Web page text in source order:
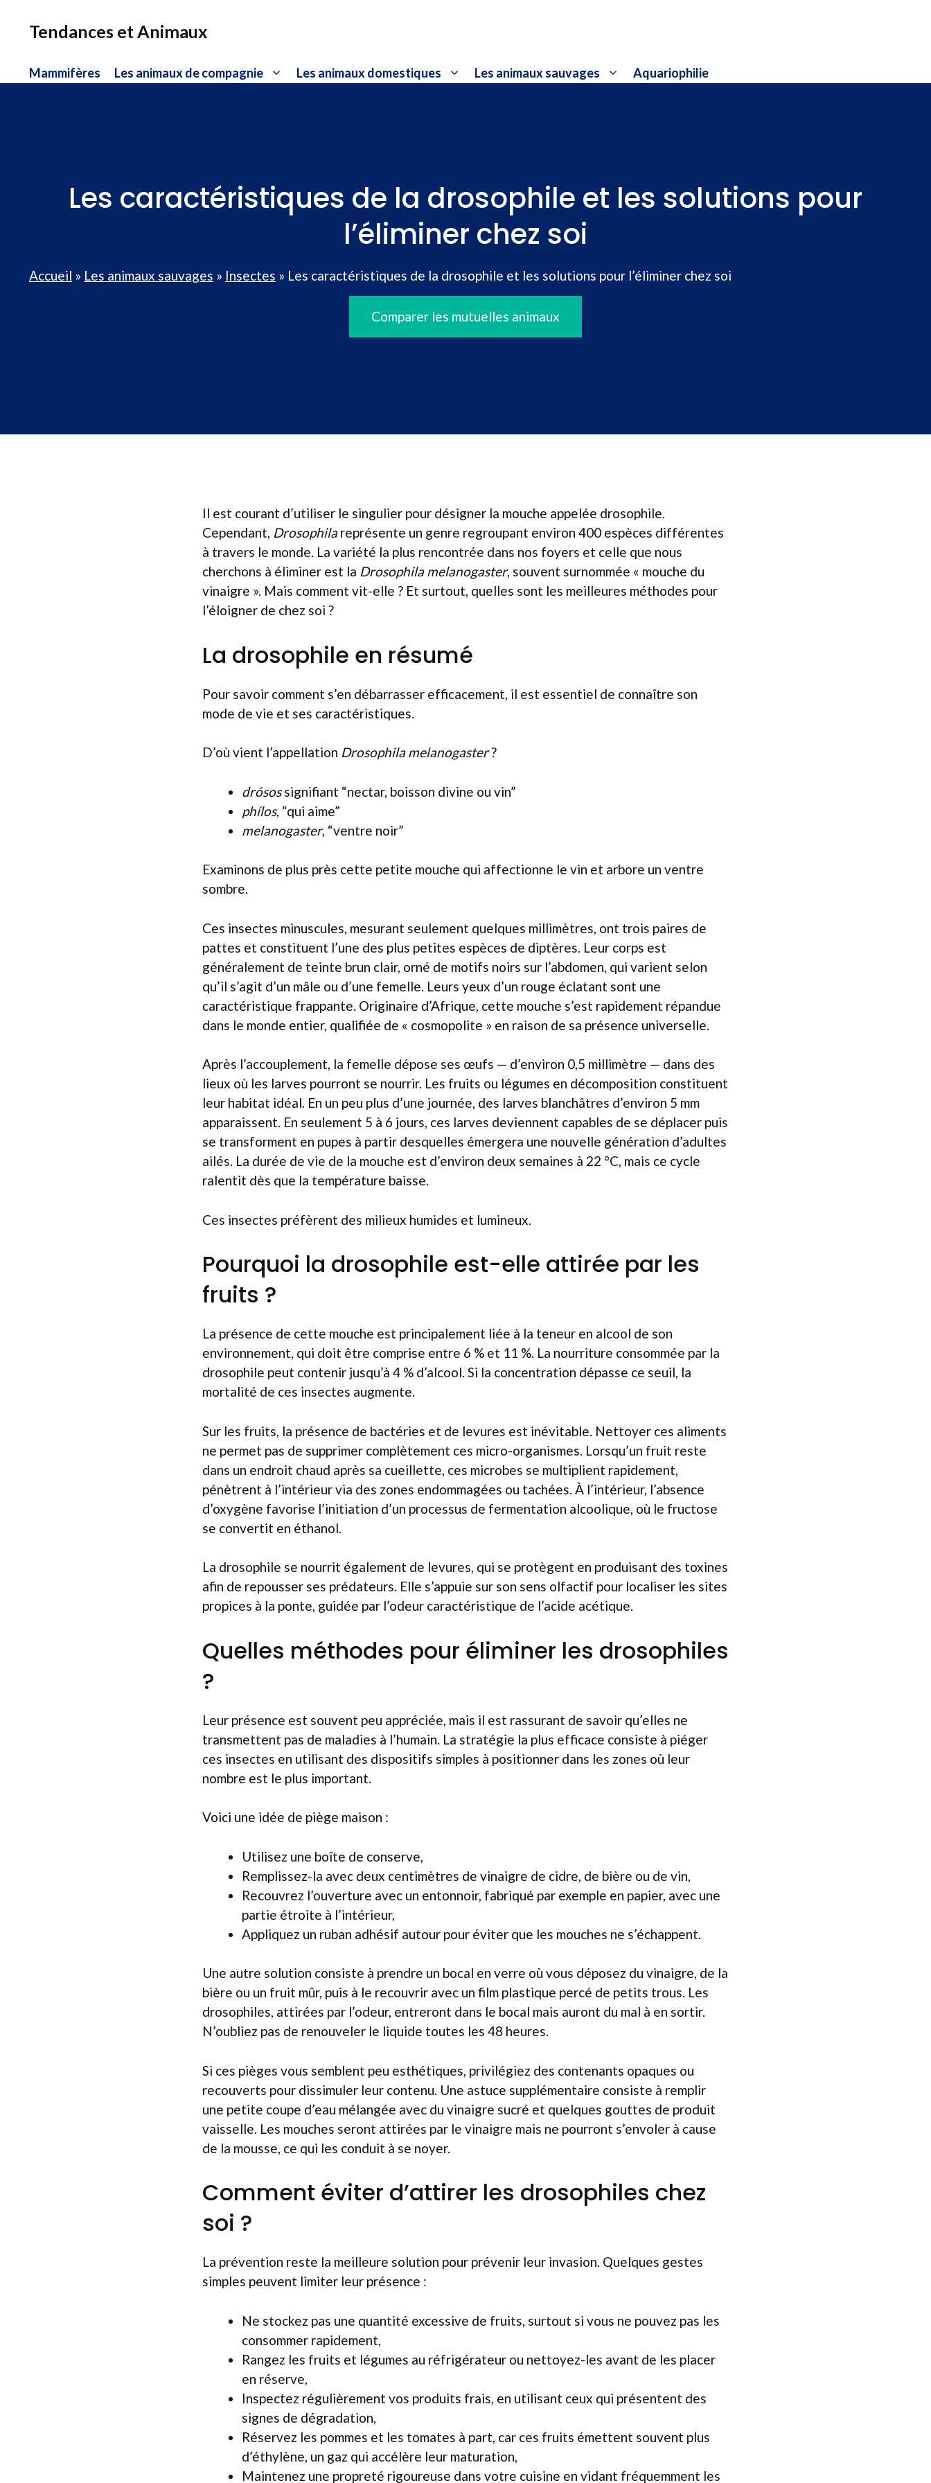
Tendances et Animaux
Mammifères Les animaux de compagnie Les animaux domestiques Les animaux sauvages Aquariophilie
Les caractéristiques de la drosophile et les solutions pour
l’éliminer chez soi
Accueil » Les animaux sauvages » Insectes » Les caractéristiques de la drosophile et les solutions pour l’éliminer chez soi
Comparer les mutuelles animaux
Il est courant d’utiliser le singulier pour désigner la mouche appelée drosophile.
Cependant, Drosophilareprésente un genre regroupant environ 400 espèces différentes
à travers le monde. La variété la plus rencontrée dans nos foyers et celle que nous
cherchons à éliminer est la Drosophila melanogaster, souvent surnommée « mouche du
vinaigre ». Mais comment vit-elle ? Et surtout, quelles sont les meilleures méthodes pour
l’éloigner de chez soi ?
La drosophile en résumé
Pour savoir comment s’en débarrasser efficacement, il est essentiel de connaître son
mode de vie et ses caractéristiques.
D’où vient l’appellation Drosophila melanogaster?
drósossignifiant “nectar, boisson divine ou vin”
phílos, “qui aime”
melanogaster, “ventre noir”
Examinons de plus près cette petite mouche qui affectionne le vin et arbore un ventre
sombre.
Ces insectes minuscules, mesurant seulement quelques millimètres, ont trois paires de
pattes et constituent l’une des plus petites espèces de diptères. Leur corps est
généralement de teinte brun clair, orné de motifs noirs sur l’abdomen, qui varient selon
qu’il s’agit d’un mâle ou d’une femelle. Leurs yeux d’un rouge éclatant sont une
caractéristique frappante. Originaire d’Afrique, cette mouche s’est rapidement répandue
dans le monde entier, qualifiée de « cosmopolite » en raison de sa présence universelle.
Après l’accouplement, la femelle dépose ses œufs — d’environ 0,5 millimètre — dans des
lieux où les larves pourront se nourrir. Les fruits ou légumes en décomposition constituent
leur habitat idéal. En un peu plus d’une journée, des larves blanchâtres d’environ 5 mm
apparaissent. En seulement 5 à 6 jours, ces larves deviennent capables de se déplacer puis
se transforment en pupes à partir desquelles émergera une nouvelle génération d’adultes
ailés. La durée de vie de la mouche est d’environ deux semaines à 22 °C, mais ce cycle
ralentit dès que la température baisse.
Ces insectes préfèrent des milieux humides et lumineux.
Pourquoi la drosophile est-elle attirée par les
fruits ?
La présence de cette mouche est principalement liée à la teneur en alcool de son
environnement, qui doit être comprise entre 6 % et 11 %. La nourriture consommée par la
drosophile peut contenir jusqu’à 4 % d’alcool. Si la concentration dépasse ce seuil, la
mortalité de ces insectes augmente.
Sur les fruits, la présence de bactéries et de levures est inévitable. Nettoyer ces aliments
ne permet pas de supprimer complètement ces micro-organismes. Lorsqu’un fruit reste
dans un endroit chaud après sa cueillette, ces microbes se multiplient rapidement,
pénètrent à l’intérieur via des zones endommagées ou tachées. À l’intérieur, l’absence
d’oxygène favorise l’initiation d’un processus de fermentation alcoolique, où le fructose
se convertit en éthanol.
La drosophile se nourrit également de levures, qui se protègent en produisant des toxines
afin de repousser ses prédateurs. Elle s’appuie sur son sens olfactif pour localiser les sites
propices à la ponte, guidée par l’odeur caractéristique de l’acide acétique.
Quelles méthodes pour éliminer les drosophiles
?
Leur présence est souvent peu appréciée, mais il est rassurant de savoir qu’elles ne
transmettent pas de maladies à l’humain. La stratégie la plus efficace consiste à piéger
ces insectes en utilisant des dispositifs simples à positionner dans les zones où leur
nombre est le plus important.
Voici une idée de piège maison :
Utilisez une boîte de conserve,
Remplissez-la avec deux centimètres de vinaigre de cidre, de bière ou de vin,
Recouvrez l’ouverture avec un entonnoir, fabriqué par exemple en papier, avec une
partie étroite à l’intérieur,
Appliquez un ruban adhésif autour pour éviter que les mouches ne s’échappent.
Une autre solution consiste à prendre un bocal en verre où vous déposez du vinaigre, de la
bière ou un fruit mûr, puis à le recouvrir avec un film plastique percé de petits trous. Les
drosophiles, attirées par l’odeur, entreront dans le bocal mais auront du mal à en sortir.
N’oubliez pas de renouveler le liquide toutes les 48 heures.
Si ces pièges vous semblent peu esthétiques, privilégiez des contenants opaques ou
recouverts pour dissimuler leur contenu. Une astuce supplémentaire consiste à remplir
une petite coupe d’eau mélangée avec du vinaigre sucré et quelques gouttes de produit
vaisselle. Les mouches seront attirées par le vinaigre mais ne pourront s’envoler à cause
de la mousse, ce qui les conduit à se noyer.
Comment éviter d’attirer les drosophiles chez
soi ?
La prévention reste la meilleure solution pour prévenir leur invasion. Quelques gestes
simples peuvent limiter leur présence :
Ne stockez pas une quantité excessive de fruits, surtout si vous ne pouvez pas les
consommer rapidement,
Rangez les fruits et légumes au réfrigérateur ou nettoyez-les avant de les placer
en réserve,
Inspectez régulièrement vos produits frais, en utilisant ceux qui présentent des
signes de dégradation,
Réservez les pommes et les tomates à part, car ces fruits émettent souvent plus
d’éthylène, un gaz qui accélère leur maturation,
Maintenez une propreté rigoureuse dans votre cuisine en vidant fréquemment les